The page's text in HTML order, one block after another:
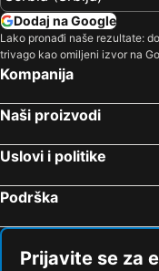
Dodaj na Google
Lako pronađi naše rezultate:
trivago kao omiljeni izvor na
Kompanija
Naši proizvodi
Uslovi i politike
Podrška
Prijavite se za